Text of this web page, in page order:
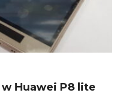
Huawei P8 lite